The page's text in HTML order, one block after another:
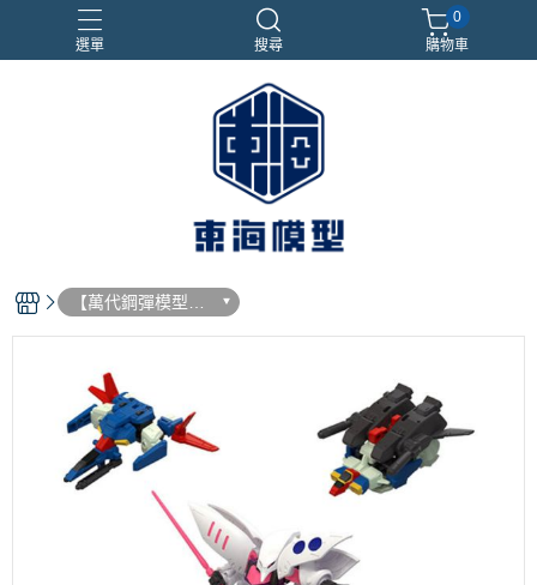
選單 搜尋
合金車
閃電霹靂車
電子雞/塔麻可吉/塔麻歌子
0
購物車
【萬代鋼彈模型等
級/組裝模型】